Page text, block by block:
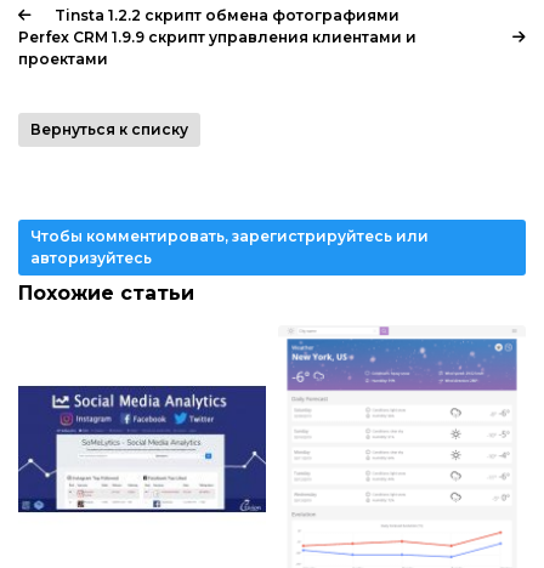
Tinsta 1.2.2 скрипт обмена фотографиями
Perfex CRM 1.9.9 скрипт управления клиентами и
проектами
Вернуться к списку
Чтобы комментировать, зарегистрируйтесь или
авторизуйтесь
Похожие статьи